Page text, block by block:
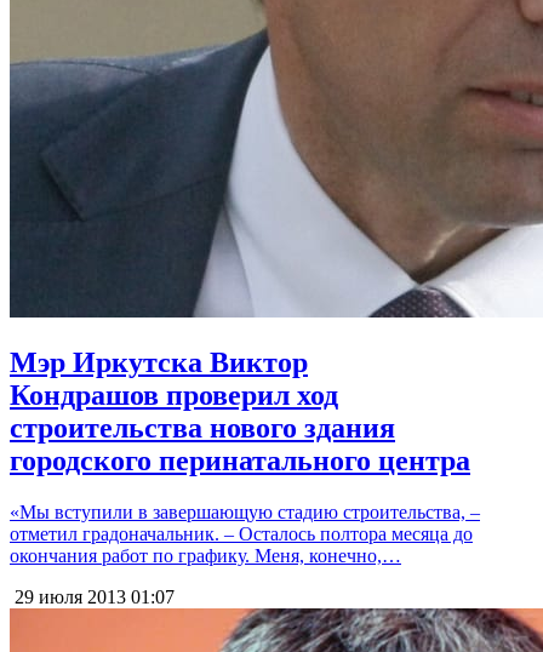
Мэр Иркутска Виктор
Кондрашов проверил ход
строительства нового здания
городского перинатального центра
«Мы вступили в завершающую стадию строительства, –
отметил градоначальник. – Осталось полтора месяца до
окончания работ по графику. Меня, конечно,…
29 июля 2013 01:07